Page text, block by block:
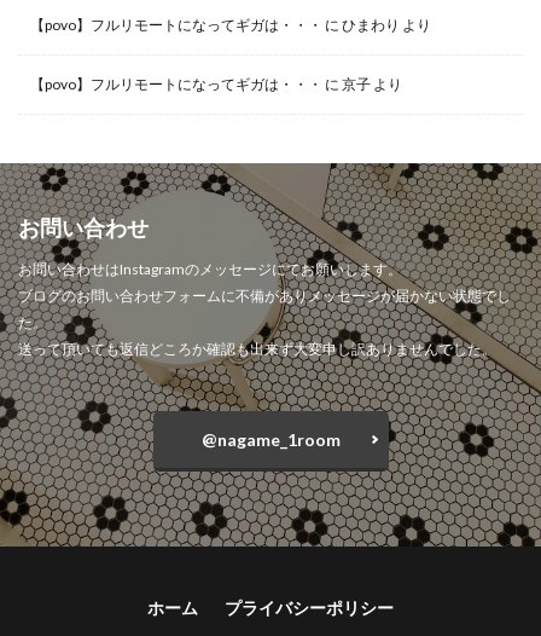
【povo】フルリモートになってギガは・・・ に ひまわり より
【povo】フルリモートになってギガは・・・ に 京子 より
お問い合わせ
お問い合わせはInstagramのメッセージにてお願いします。
ブログのお問い合わせフォームに不備がありメッセージが届かない状態でし
た。
送って頂いても返信どころか確認も出来ず大変申し訳ありませんでした。
@nagame_1room
ホーム プライバシーポリシー